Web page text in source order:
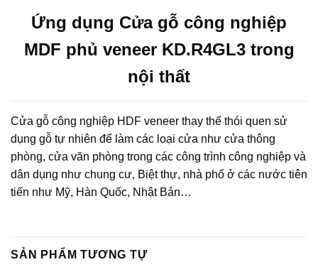
Ứng dụng Cửa gỗ công nghiệp
MDF phủ veneer KD.R4GL3 trong
nội thất
Cửa gỗ công nghiệp HDF veneer thay thế thói quen sử
dụng gỗ tự nhiên để làm các loại cửa như cửa thông
phòng, cửa văn phòng trong các công trình công nghiệp và
dân dụng như chung cư, Biệt thự, nhà phố ở các nước tiên
tiến như Mỹ, Hàn Quốc, Nhật Bản…
SẢN PHẨM TƯƠNG TỰ